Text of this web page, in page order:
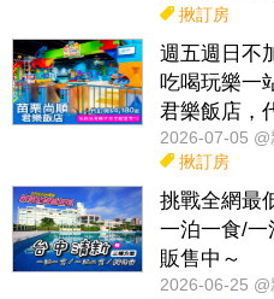
揪訂房
週五週日不
吃喝玩樂一
君樂飯店，
2026-07-05 @
揪訂房
挑戰全網最
一泊一食/一
販售中～
2026-06-25 @